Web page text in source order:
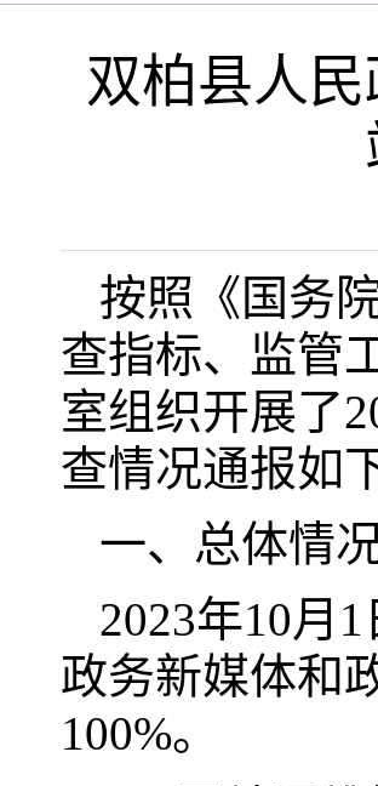
双柏县人
按照《国务
查指标、监管
室组织开展了
查情况通报如
一、总体情
2023年10月
政务新媒体和
100%。